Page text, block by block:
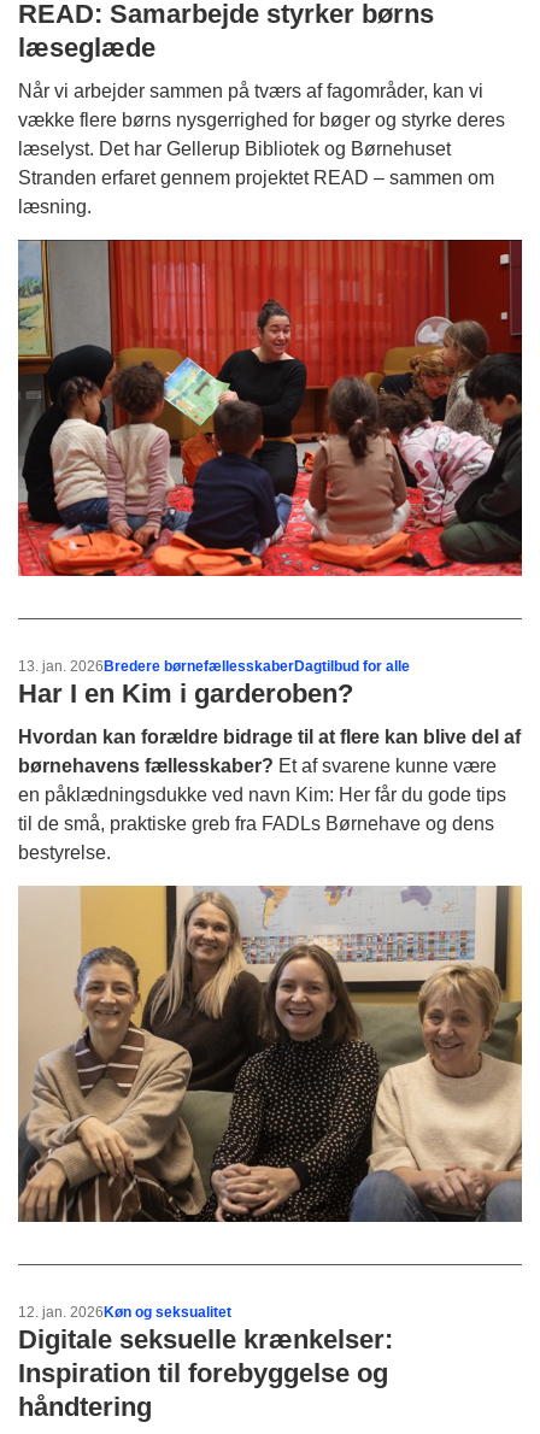
READ: Samarbejde styrker børns
læseglæde
Når vi arbejder sammen på tværs af fagområder, kan vi
vække flere børns nysgerrighed for bøger og styrke deres
læselyst. Det har Gellerup Bibliotek og Børnehuset
Stranden erfaret gennem projektet READ – sammen om
læsning.
13. jan. 2026Bredere børnefællesskaberDagtilbud for alle
Har I en Kim i garderoben?
Hvordan kan forældre bidrage til at flere kan blive del af
børnehavens fællesskaber? Et af svarene kunne være
en påklædningsdukke ved navn Kim: Her får du gode tips
til de små, praktiske greb fra FADLs Børnehave og dens
bestyrelse.
12. jan. 2026Køn og seksualitet
Digitale seksuelle krænkelser:
Inspiration til forebyggelse og
håndtering